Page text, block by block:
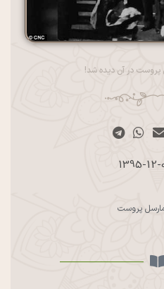
پروست در آن دیده شد!
1395-12-
پروست